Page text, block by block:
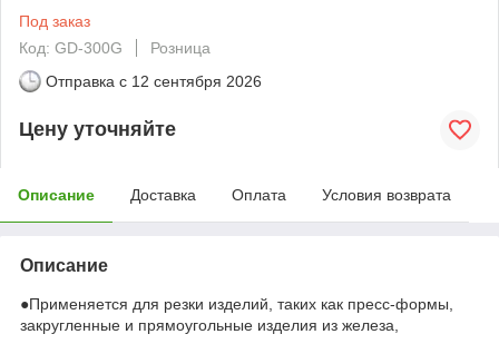
Под заказ
Код: GD-300G
Розница
Отправка с 12 сентября 2026
Цену уточняйте
Описание Доставка Оплата Условия возврата
Описание
●Применяется для резки изделий, таких как пресс-формы,
закругленные и прямоугольные изделия из железа,